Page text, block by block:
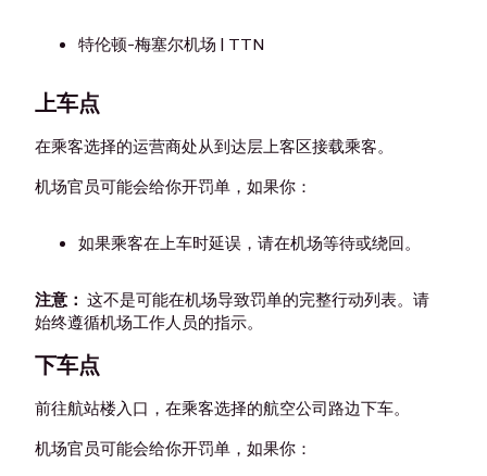
特伦顿-梅塞尔机场 | TTN
上车点
在乘客选择的运营商处从到达层上客区接载乘客。
机场官员可能会给你开罚单，如果你：
如果乘客在上车时延误，请在机场等待或绕回。
注意： 这不是可能在机场导致罚单的完整行动列表。请
始终遵循机场工作人员的指示。
下车点
前往航站楼入口，在乘客选择的航空公司路边下车。
机场官员可能会给你开罚单，如果你：